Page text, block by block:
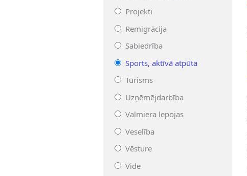
Projekti
Remigrācija
Sabiedrība
Sports, aktīvā atpūta
Tūrisms
Uzņēmējdarbība
Valmiera lepojas
Veselība
Vēsture
Vide